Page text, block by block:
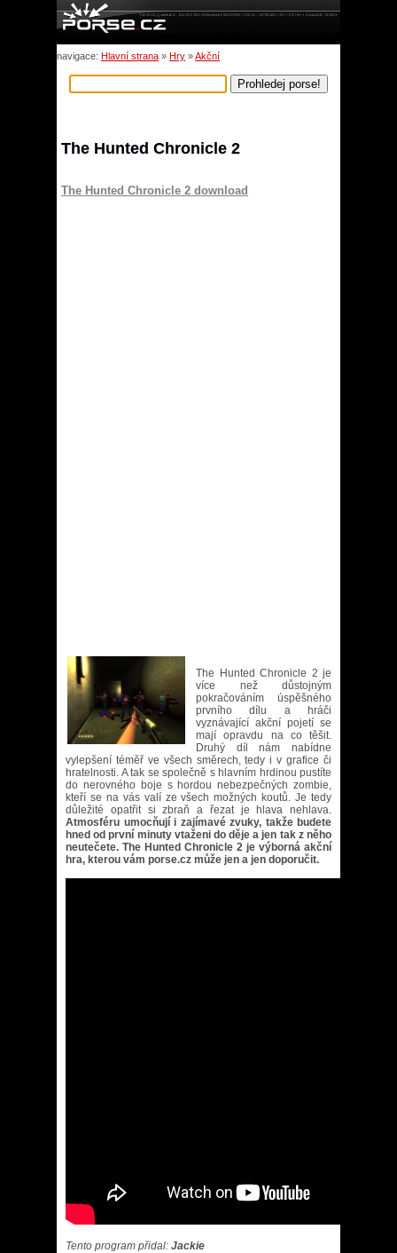
navigace: Hlavní strana » Hry »Akční
The Hunted Chronicle 2
The Hunted Chronicle 2 download
The Hunted Chronicle 2 je
více než důstojným
pokračováním úspěšného
prvního dílu a hráči
vyznávající akční pojetí se
mají opravdu na co těšit.
Druhý díl nám nabídne
vylepšení téměř ve všech směrech, tedy i v grafice či
hratelnosti. A tak se společně s hlavním hrdinou pustíte
do nerovného boje s hordou nebezpečných zombie,
kteří se na vás valí ze všech možných koutů. Je tedy
důležité opatřit si zbraň a řezat je hlava nehlava.
Atmosféru umocňují i zajímavé zvuky, takže budete
hned od první minuty vtaženi do děje a jen tak z něho
neutečete. The Hunted Chronicle 2 je výborná akční
hra, kterou vám porse.cz může jen a jen doporučit.
Tento program přidal: Jackie